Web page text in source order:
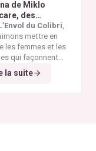
un
réellement
de Miklo
des
naturels et
A la
des Colibris
du Colibri
mettre en
les femmes et les
qui façonnent
plus
et durable. Pour ce
la suite